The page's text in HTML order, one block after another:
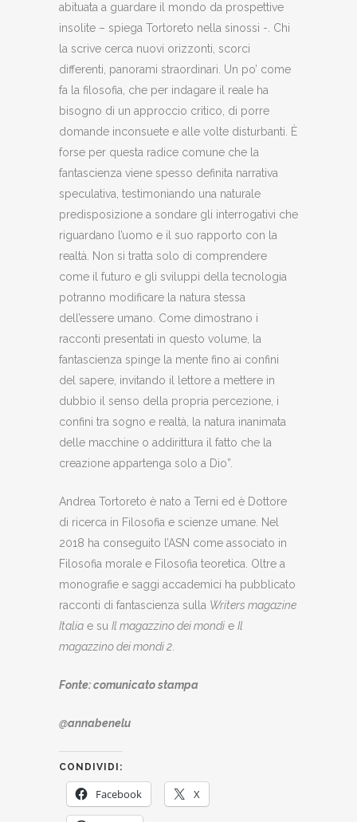
abituata a guardare il mondo da prospettive
insolite – spiega Tortoreto nella sinossi -. Chi
la scrive cerca nuovi orizzonti, scorci
differenti, panorami straordinari. Un po’ come
fa la filosofia, che per indagare il reale ha
bisogno di un approccio critico, di porre
domande inconsuete e alle volte disturbanti. È
forse per questa radice comune che la
fantascienza viene spesso definita narrativa
speculativa, testimoniando una naturale
predisposizione a sondare gli interrogativi che
riguardano l’uomo e il suo rapporto con la
realtà. Non si tratta solo di comprendere
come il futuro e gli sviluppi della tecnologia
potranno modificare la natura stessa
dell’essere umano. Come dimostrano i
racconti presentati in questo volume, la
fantascienza spinge la mente fino ai confini
del sapere, invitando il lettore a mettere in
dubbio il senso della propria percezione, i
confini tra sogno e realtà, la natura inanimata
delle macchine o addirittura il fatto che la
creazione appartenga solo a Dio”.
Andrea Tortoreto è nato a Terni ed è Dottore
di ricerca in Filosofia e scienze umane. Nel
2018 ha conseguito l’ASN come associato in
Filosofia morale e Filosofia teoretica. Oltre a
monografie e saggi accademici ha pubblicato
racconti di fantascienza sulla Writers magazine
Italia e su Il magazzino dei mondi e Il
magazzino dei mondi 2
Fonte: comunicato stampa
@annabenelu
CONDIVIDI:
Facebook X